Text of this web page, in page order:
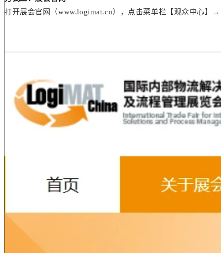
打开展会官网（www.logimat.cn），点击菜单栏【观众中心】